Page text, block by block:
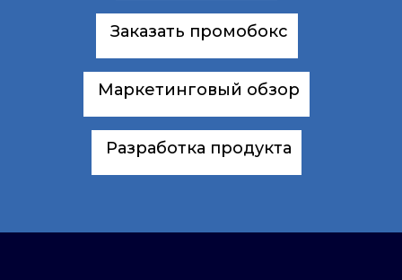
Заказать промобокс
Маркетинговый обзор
Разработка продукта